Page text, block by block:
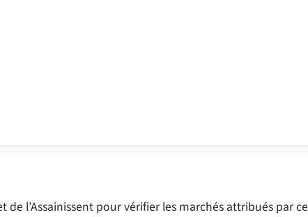
de l’Assainissent pour vérifier les marchés attribués par ce